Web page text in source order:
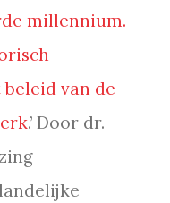
millennium.
van de
.’ Door dr.